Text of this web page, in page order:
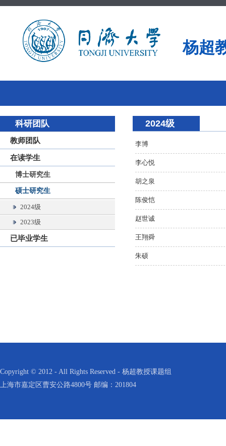
杨超
科研团队
教师团队
在读学生
博士研究生
硕士研究生
2024级
2023级
已毕业学生
2024级
李博
李心悦
胡之泉
陈俊恺
赵世诚
王翔舜
朱硕
Copyright © 2012 - All Rights Reserved - 杨超教授课题组
上海市嘉定区曹安公路4800号 邮编：201804